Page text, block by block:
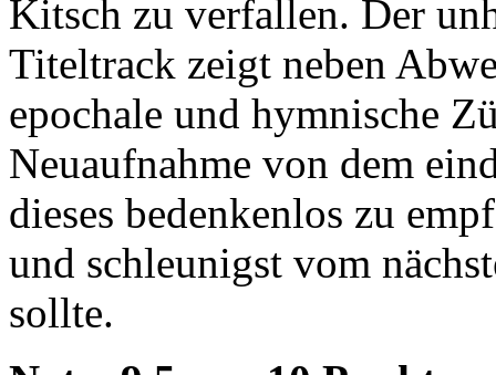
Kitsch zu verfallen. Der
Titeltrack zeigt neben
epochale und hymnische
Neuaufnahme von dem
dieses bedenkenlos zu
und schleunigst vom
sollte.